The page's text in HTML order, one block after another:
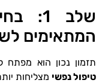
שלב
המתאימים
תזמון נכון הוא מפתח
טיפול נפשי מצליחות